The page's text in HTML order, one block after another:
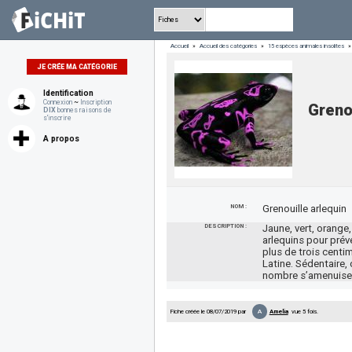
JE CRÉE MA CATÉGORIE
Identification
Connexion ~ Inscription
DIX bonnes raisons de
s'inscrire
A propos
Accueil » Accueil des catégories » 15 espèces animales insolites »
NOM : Grenouille arlequin
DESCRIPTION :
Jaune, vert,
arlequins pour
plus de trois
Latine. Sédentaire,
nombre
Fiche créée le 08/07/2019 par A Ameliavue 5 fois.